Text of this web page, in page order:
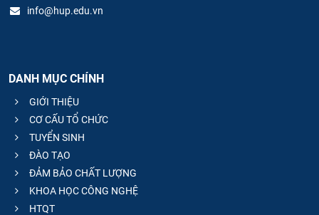
info@hup.edu.vn
DANH MỤC CHÍNH
GIỚI THIỆU
CƠ CẤU TỔ CHỨC
TUYỂN SINH
ĐÀO TẠO
ĐẢM BẢO CHẤT LƯỢNG
KHOA HỌC CÔNG NGHỆ
HTQT